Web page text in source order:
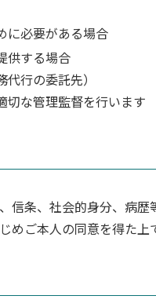
に必要がある場合
供する場合
行の委託先）
な管理監督を行います
信条、社会的身分、病
ご本人の同意を得た上